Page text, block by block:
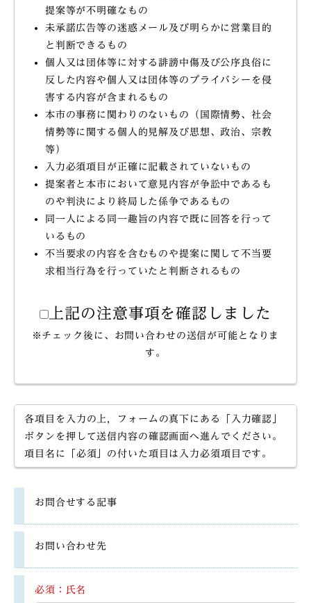
提案等が不明確なもの
未承諾広告等の迷惑メール及び明らかに営業目的
と判断できるもの
個人又は団体等に対する誹謗中傷及び公序良俗に
反した内容や個人又は団体等のプライバシーを侵
害する内容が含まれるもの
本市の事務に関わりのないもの（国際情勢、社会
情勢等に関する個人的見解及び思想、政治、宗教
等）
入力必須項目が正確に記載されていないもの
提案者と本市において意見内容が争訟中であるも
のや判決により終局した係争であるもの
同一人による同一趣旨の内容で既に回答を行って
いるもの
不当要求の内容を含むものや提案に関して不当要
求相当行為を行っていたと判断されるもの
上記の注意事項を確認しました
※チェック後に、お問い合わせの送信が可能となりま
す。
各項目を入力の上，フォームの真下にある「入力確認」
ボタンを押して送信内容の確認画面へ進んでください。
項目名に「必須」の付いた項目は入力必須項目です。
お問合せする記事
お問い合わせ先
必須：氏名